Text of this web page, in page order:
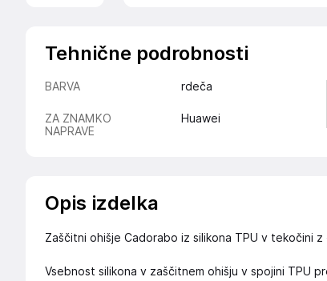
Tehnične podrobnosti
BARVA rdeča
ZA ZNAMKO
NAPRAVE
Huawei
Opis izdelka
Zaščitni ohišje Cadorabo iz silikona TPU v tekočini z
Vsebnost silikona v zaščitnem ohišju v spojini TPU